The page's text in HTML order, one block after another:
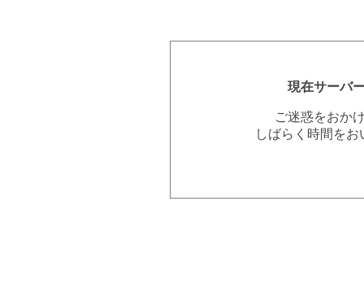
現在サーバ
ご迷惑をおか
しばらく時間を